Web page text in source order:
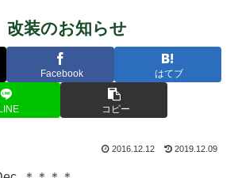
装のお知らせ
Facebook はてブ
コピー
2016.12.12 2019.12.09